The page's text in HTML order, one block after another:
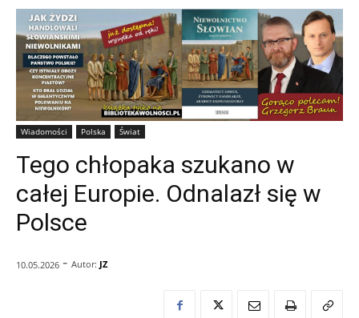
Wiadomości Polska Świat
Tego chłopaka szukano w
całej Europie. Odnalazł się w
Polsce
10.05.2026 - Autor: JZ